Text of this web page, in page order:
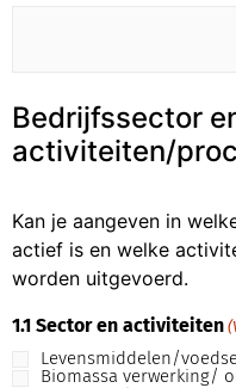
Bedrijfssector
activiteiten/
Kan je aangeven in
actief is en welke
worden uitgevoerd.
1.1 Sector en activiteiten
Levensmiddelen/
Biomassa verwerking/